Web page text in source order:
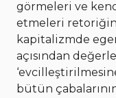
görmeleri ve
etmeleri
kapitalizmde
açısından
bütün